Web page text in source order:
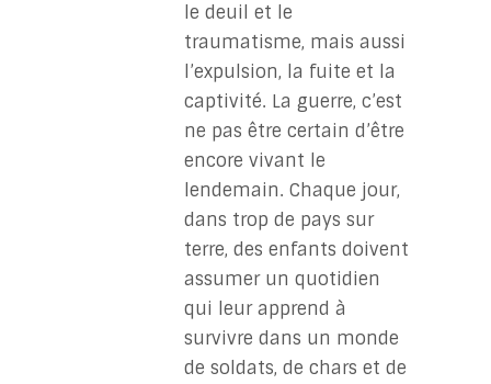
le deuil et le
traumatisme, mais aussi
l’expulsion, la fuite et la
captivité. La guerre, c’est
ne pas être certain d’être
encore vivant le
lendemain. Chaque jour,
dans trop de pays sur
terre, des enfants doivent
assumer un quotidien
qui leur apprend à
survivre dans un monde
de soldats, de chars et de